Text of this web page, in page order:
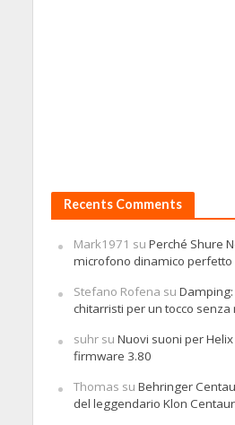
Recents Comments
Mark1971 su Perché Shure
microfono dinamico perfetto
Stefano Rofena su
chitarristi per un tocco senza
suhrsu Nuovi suoni per
firmware 3.80
Thomas su Behringer
del leggendario Klon